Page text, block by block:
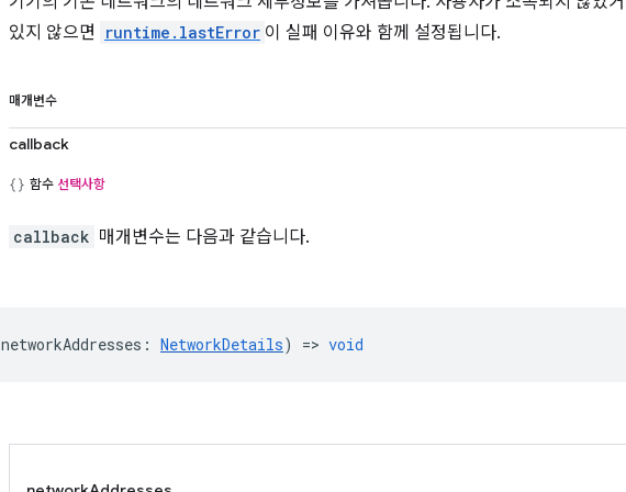
있지 않으면
runtime.lastError 이 실패 이유와 함께 설정됩니다.
매개변수
callback
함수 선택사항
callback 매개변수는 다음과 같습니다.
networkAddresses : NetworkDetails) => void